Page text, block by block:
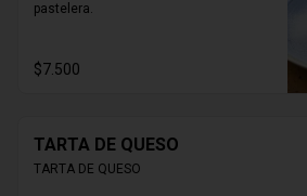
pastelera.
$7.500
TARTA DE QUESO
TARTA DE QUESO